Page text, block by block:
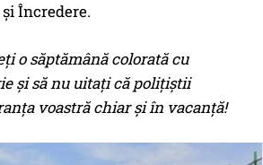
Încredere.
o săptămână colorată cu
și să nu uitați că polițiștii
voastră chiar și în vacanță!